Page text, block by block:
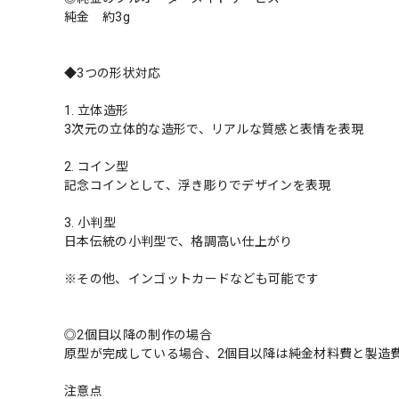
純金 約3g
◆3つの形状対応
1. 立体造形
3次元の立体的な造形で、リアルな質感と表情を表現
2. コイン型
記念コインとして、浮き彫りでデザインを表現
3. 小判型
日本伝統の小判型で、格調高い仕上がり
※その他、インゴットカードなども可能です
◎2個目以降の制作の場合
原型が完成している場合、2個目以降は純金材料費と製造
注意点